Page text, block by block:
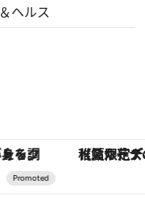
ヘルス
理の手法で満喫！ 【銀座で出合う最旬美容】美髪ケアや上質